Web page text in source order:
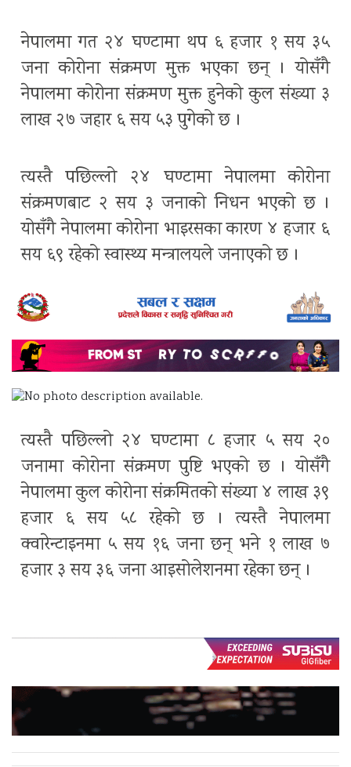
नेपालमा गत २४ घण्टामा थप ६ हजार १ सय ३५
जना कोरोना संक्रमण मुक्त भएका छन् । योसँगै
नेपालमा कोरोना संक्रमण मुक्त हुनेको कुल संख्या ३
लाख २७ जहार ६ सय ५३ पुगेको छ ।
त्यस्तै पछिल्लो २४ घण्टामा नेपालमा कोरोना
संक्रमणबाट २ सय ३ जनाको निधन भएको छ ।
योसँगै नेपालमा कोरोना भाइरसका कारण ४ हजार ६
सय ६९ रहेको स्वास्थ्य मन्त्रालयले जनाएको छ ।
त्यस्तै पछिल्लो २४ घण्टामा ८ हजार ५ सय २०
जनामा कोरोना संक्रमण पुष्टि भएको छ । योसँगै
नेपालमा कुल कोरोना संक्रमितको संख्या ४ लाख ३९
हजार ६ सय ५८ रहेको छ । त्यस्तै नेपालमा
क्वारेन्टाइनमा ५ सय १६ जना छन् भने १ लाख ७
हजार ३ सय ३६ जना आइसोलेशनमा रहेका छन् ।